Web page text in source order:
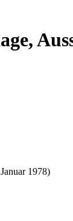
1978)